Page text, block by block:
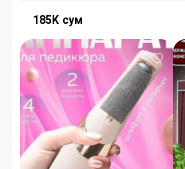
185K сум